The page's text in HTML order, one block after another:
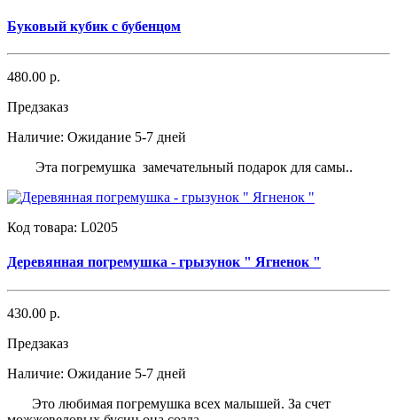
Буковый кубик с бубенцом
480.00 р.
Предзаказ
Наличие: Ожидание 5-7 дней
Эта погремушка замечательный подарок для самы..
Код товара: L0205
Деревянная погремушка - грызунок " Ягненок "
430.00 р.
Предзаказ
Наличие: Ожидание 5-7 дней
Это любимая погремушка всех малышей. За счет